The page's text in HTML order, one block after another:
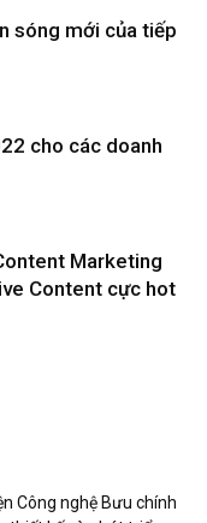
sóng mới của tiếp
cho các doanh
Marketing
Content cực hot
Công nghệ Bưu chính